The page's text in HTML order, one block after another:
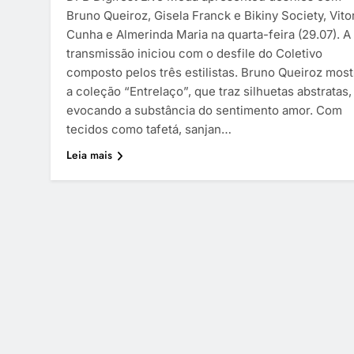
Bruno Queiroz, Gisela Franck e Bikiny Society,
Cunha e Almerinda Maria na quarta-feira (29.07). A
transmissão iniciou com o desfile do Coletivo
composto pelos três estilistas. Bruno Queiroz
a coleção “Entrelaço”, que traz silhuetas abstratas,
evocando a substância do sentimento amor. Com
tecidos como tafetá, sanjan…
Leia mais